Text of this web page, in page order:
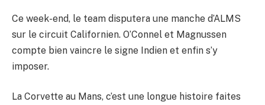
Ce week-end, le team disputera une manche d’ALMS
sur le circuit Californien. O’Connel et Magnussen
compte bien vaincre le signe Indien et enfin s’y
imposer.
La Corvette au Mans, c’est une longue histoire faites